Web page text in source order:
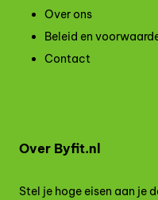
Over ons
Beleid en
Contact
Over Byfit.nl
Stel je hoge eisen aan je